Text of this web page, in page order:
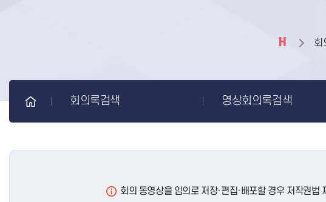
H 회
회의록검색 영상회의록검색
회의 동영상을 임의로 저장·편집·배포할 경우 저작권